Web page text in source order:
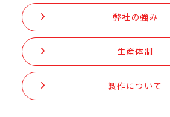
弊社の強み
生産体制
製作について